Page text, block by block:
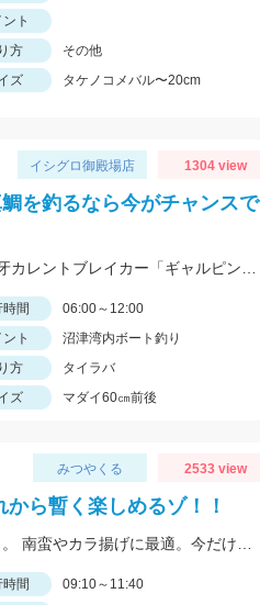
ト
方
その他
ズ タケノコメバル〜20cm
イシグロ御殿場店 1304 view
を釣るなら今がチャンスで
間
06:00～12:00
ト
沼津湾内ボート釣り
方
タイラバ
ズ マダイ60㎝前後
みつやくる 2533 view
ら暫く楽しめるゾ！！
間
09:10～11:40